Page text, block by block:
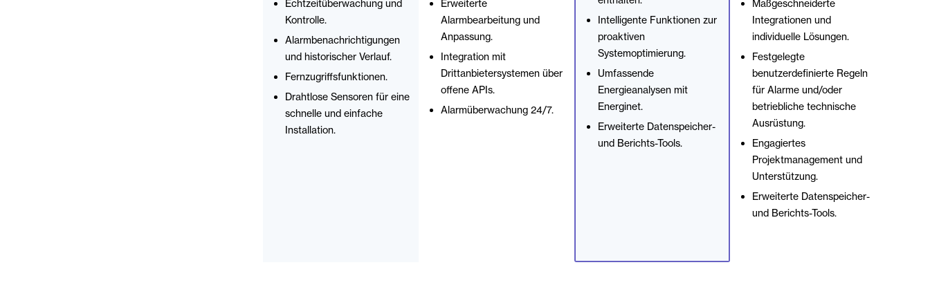
Echtzeitüberwachung und
Kontrolle.
Alarmbenachrichtigungen
und historischer Verlauf.
Fernzugriffsfunktionen.
Drahtlose Sensoren für eine
schnelle und einfache
Installation.
Erweiterte
Alarmbearbeitung und
Anpassung.
Integration mit
Drittanbietersystemen über
offene APIs.
Alarmüberwachung 24/7.
Intelligente Funktionen zur
proaktiven
Systemoptimierung.
Umfassende
Energieanalysen mit
Energinet.
Erweiterte Datenspeicher-
und Berichts-Tools.
Maßgeschneiderte
Integrationen und
individuelle Lösungen.
Festgelegte
benutzerdefinierte Regeln
für Alarme und/oder
betriebliche technische
Ausrüstung.
Engagiertes
Projektmanagement und
Unterstützung.
Erweiterte Datenspeicher-
und Berichts-Tools.